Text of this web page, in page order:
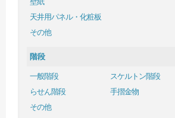
天井用パネル・化粧板
その他
階段
一般階段
スケルトン階段
らせん階段
手摺金物
その他